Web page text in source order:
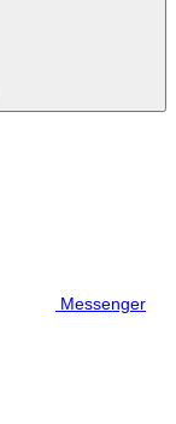
Messenger